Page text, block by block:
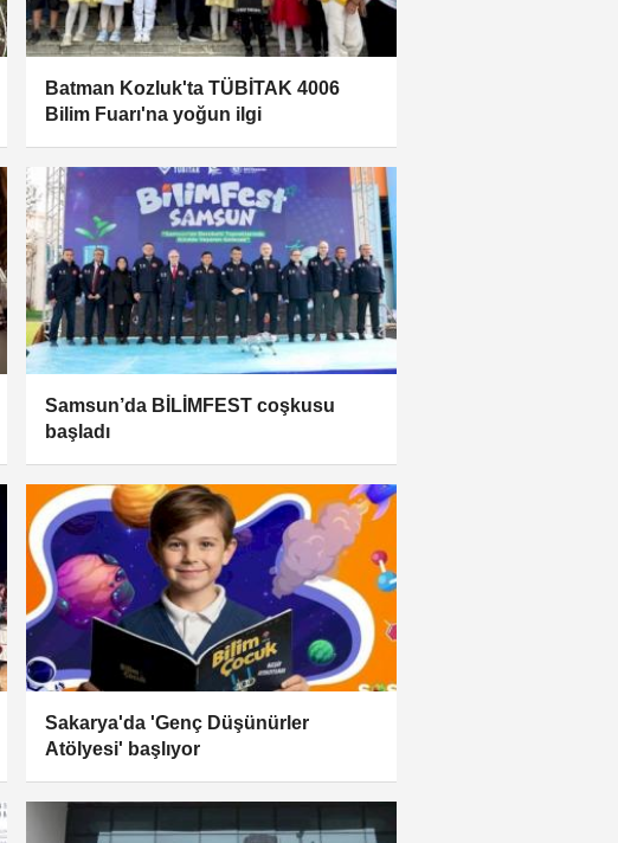
Batman Kozluk'ta TÜBİTAK 4006
Bilim Fuarı'na yoğun ilgi
Samsun’da BİLİMFEST coşkusu
başladı
Sakarya'da 'Genç Düşünürler
Atölyesi' başlıyor